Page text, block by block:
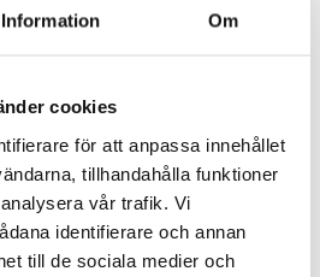
Information Om
cookies
för att anpassa innehållet
tillhandahålla funktioner
vår trafik. Vi
identifierare och annan
till de sociala medier och